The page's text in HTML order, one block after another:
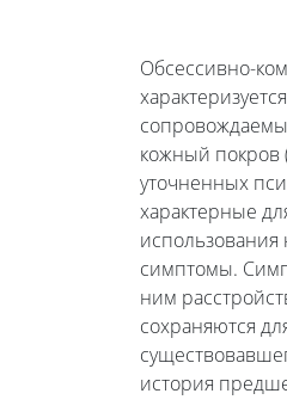
Обсессивно-
кожный покров
уточненных
характерные
симптомы.
ним
сохраняются
история